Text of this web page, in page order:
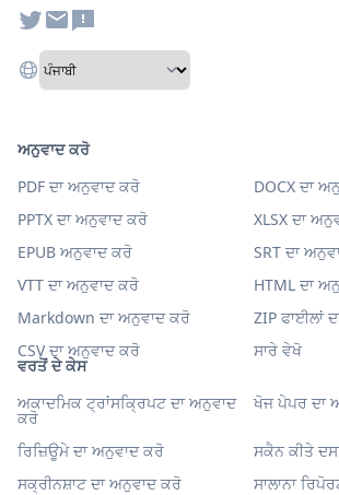
ਵਰਤੋਂ ਦੇ ਕੇਸ
ਅਕਾਦਮਿਕ ਟ੍ਰਾਂਸਕ੍ਰਿਪਟ ਦਾ ਅਨੁਵਾਦ
ਕਰੋ
ਖੋਜ ਪੇਪਰ ਦਾ
ਰਿਜ਼ਿਊਮੇ ਦਾ ਅਨੁਵਾਦ ਕਰੋ
ਸਕੈਨ ਕੀਤੇ
ਸਕ੍ਰੀਨਸ਼ਾਟ ਦਾ ਅਨੁਵਾਦ ਕਰੋ
ਸਾਲਾਨਾ
ਅਨੁਵਾਦ ਕਰੋ
PDF ਦਾ ਅਨੁਵਾਦ ਕਰੋ
DOCX ਦਾ
PPTX ਦਾ ਅਨੁਵਾਦ ਕਰੋ
XLSX ਦਾ
EPUB ਅਨੁਵਾਦ ਕਰੋ
SRT ਦਾ
VTT ਦਾ ਅਨੁਵਾਦ ਕਰੋ
HTML ਦਾ
Markdown ਦਾ ਅਨੁਵਾਦ ਕਰੋ
ZIP ਫਾਈਲਾਂ
CSV ਦਾ ਅਨੁਵਾਦ ਕਰੋ
ਸਾਰੇ ਵੇਖੋ